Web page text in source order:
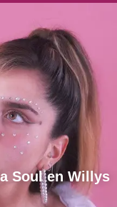
Soul en Willys